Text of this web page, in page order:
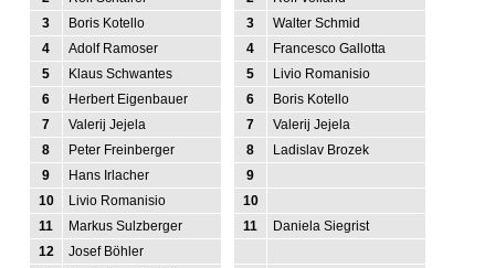
3
Boris Kotello
4
Adolf Ramoser
5
Klaus Schwantes
6
Herbert Eigenbauer
7
Valerij Jejela
8
Peter Freinberger
9
Hans Irlacher
10
Livio Romanisio
11
Markus Sulzberger
12
Josef Böhler
3
Walter Schmid
4
Francesco Gallotta
5
Livio Romanisio
6
Boris Kotello
7
Valerij Jejela
8
Ladislav Brozek
9
10
11
Daniela Siegrist